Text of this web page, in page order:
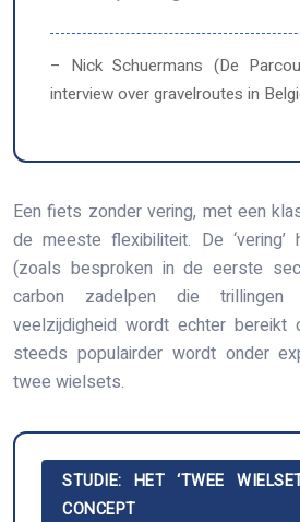
– Nick Schuermans (De
interview over gravelroutes in
Een fiets zonder vering, met een
de meeste flexibiliteit. De
(zoals besproken in de eerste
carbon zadelpen die
veelzijdigheid wordt echter bereikt
steeds populairder wordt onder
twee wielsets.
STUDIE: HET ‘TWEE
CONCEPT